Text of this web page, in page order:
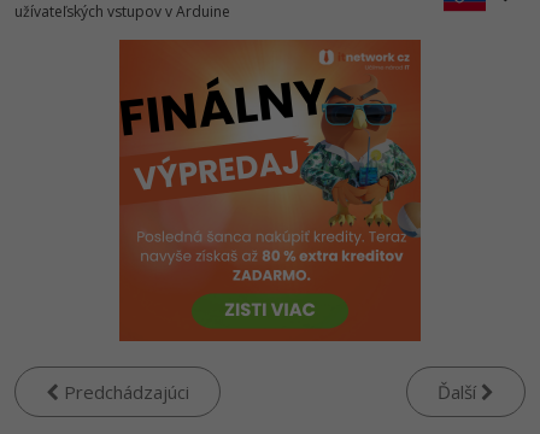
Ako začať?
C# .NET -80%
Python -80%
JavaScript -80%
C++
Swift -80%
Kurzy e-commerce
Testovanie softvéru
Marketing -30%
WordPress
SEO -30%
Business
Kurzy dizajnu
HTML/CSS -80%
Photoshop -80%
Adobe Illustrator -80%
Adobe Lightroom -30%
Adobe XD -15%
Blog
užívateľských vstupov v Arduine
Predchádzajúci Ďalší